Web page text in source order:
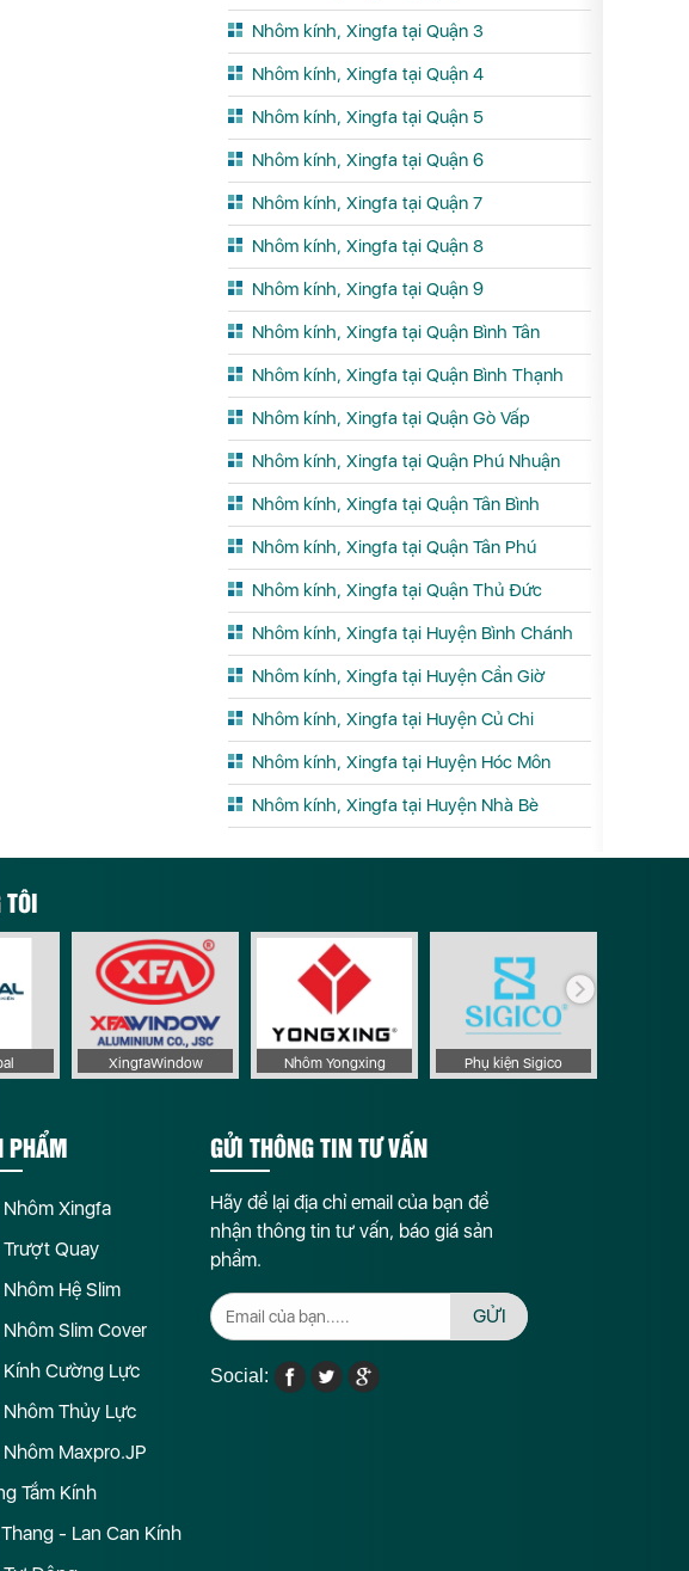
Nhôm kính, Xingfa tại Quận 3
Nhôm kính, Xingfa tại Quận 4
Nhôm kính, Xingfa tại Quận 5
Nhôm kính, Xingfa tại Quận 6
Nhôm kính, Xingfa tại Quận 7
Nhôm kính, Xingfa tại Quận 8
Nhôm kính, Xingfa tại Quận 9
Nhôm kính, Xingfa tại Quận Bình Tân
Nhôm kính, Xingfa tại Quận Bình Thạnh
Nhôm kính, Xingfa tại Quận Gò Vấp
Nhôm kính, Xingfa tại Quận Phú Nhuận
Nhôm kính, Xingfa tại Quận Tân Bình
Nhôm kính, Xingfa tại Quận Tân Phú
Nhôm kính, Xingfa tại Quận Thủ Đức
Nhôm kính, Xingfa tại Huyện Bình Chánh
Nhôm kính, Xingfa tại Huyện Cần Giờ
Nhôm kính, Xingfa tại Huyện Củ Chi
Nhôm kính, Xingfa tại Huyện Hóc Môn
Nhôm kính, Xingfa tại Huyện Nhà Bè
XingfaWindow Nhôm Yongxing Phụ kiện Sigico
PHẨM
Xingfa
Quay
Hệ Slim
Slim Cover
Cường Lực
Thủy Lực
Maxpro.JP
Tắm Kính
- Lan Can Kính
GỬI THÔNG TIN TƯ VẤN
Hãy để lại địa chỉ email của bạn để
nhận thông tin tư vấn, báo giá sản
phẩm.
GỬI
Social: